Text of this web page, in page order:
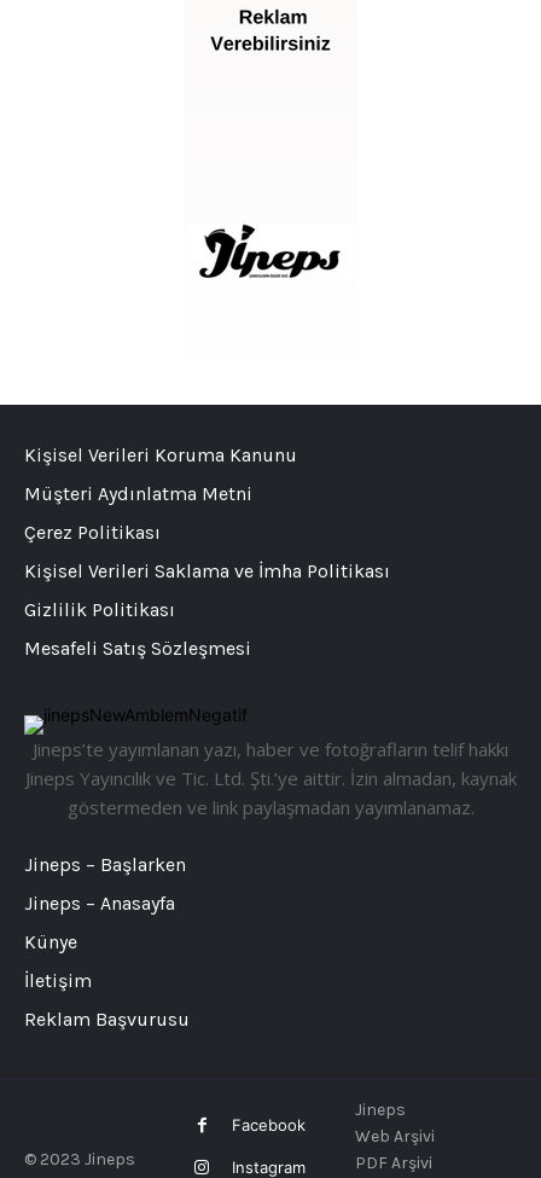
Jineps’te yayımlanan yazı, haber ve fotoğrafların telif hakkı
Jineps Yayıncılık ve Tic. Ltd. Şti.’ye aittir. İzin almadan, kaynak
göstermeden ve link paylaşmadan yayımlanamaz.
Jineps – Başlarken
Jineps – Anasayfa
Künye
İletişim
Reklam Başvurusu
Kişisel Verileri Koruma Kanunu
Müşteri Aydınlatma Metni
Çerez Politikası
Kişisel Verileri Saklama ve İmha Politikası
Gizlilik Politikası
Mesafeli Satış Sözleşmesi
© 2023 Jineps
Facebook
Instagram
Jineps
Web Arşivi
PDF Arşivi